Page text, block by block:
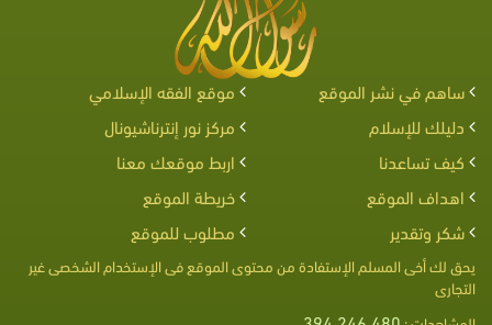
ساهم في نشر الموقع
موقع الفقه الإسلامي
دليلك للإسلام
مركز نور إنترناشيونال
كيف تساعدنا
اربط موقعك معنا
اهداف الموقع
خريطة الموقع
شكر وتقدير
مطلوب للموقع
يحق لك أخى المسلم الإستفادة من محتوى الموقع فى الإستخدام الشخصى غير
التجارى